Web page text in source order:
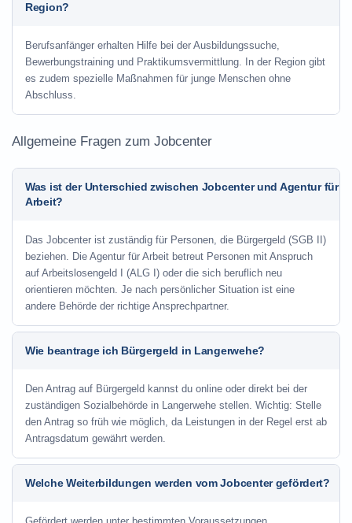
Region?
Berufsanfänger erhalten Hilfe bei der Ausbildungssuche,
Bewerbungstraining und Praktikumsvermittlung. In der Region gibt
es zudem spezielle Maßnahmen für junge Menschen ohne
Abschluss.
Allgemeine Fragen zum Jobcenter
Was ist der Unterschied zwischen Jobcenter und Agentur für
Arbeit?
Das Jobcenter ist zuständig für Personen, die Bürgergeld (SGB II)
beziehen. Die Agentur für Arbeit betreut Personen mit Anspruch
auf Arbeitslosengeld I (ALG I) oder die sich beruflich neu
orientieren möchten. Je nach persönlicher Situation ist eine
andere Behörde der richtige Ansprechpartner.
Wie beantrage ich Bürgergeld in Langerwehe?
Den Antrag auf Bürgergeld kannst du online oder direkt bei der
zuständigen Sozialbehörde in Langerwehe stellen. Wichtig: Stelle
den Antrag so früh wie möglich, da Leistungen in der Regel erst ab
Antragsdatum gewährt werden.
Welche Weiterbildungen werden vom Jobcenter gefördert?